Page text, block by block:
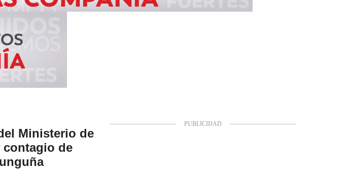
Ministerio de
contagio de